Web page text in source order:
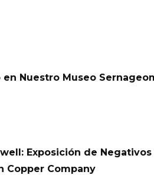
Nuestro Museo
Exposición de Negativos
Copper Company